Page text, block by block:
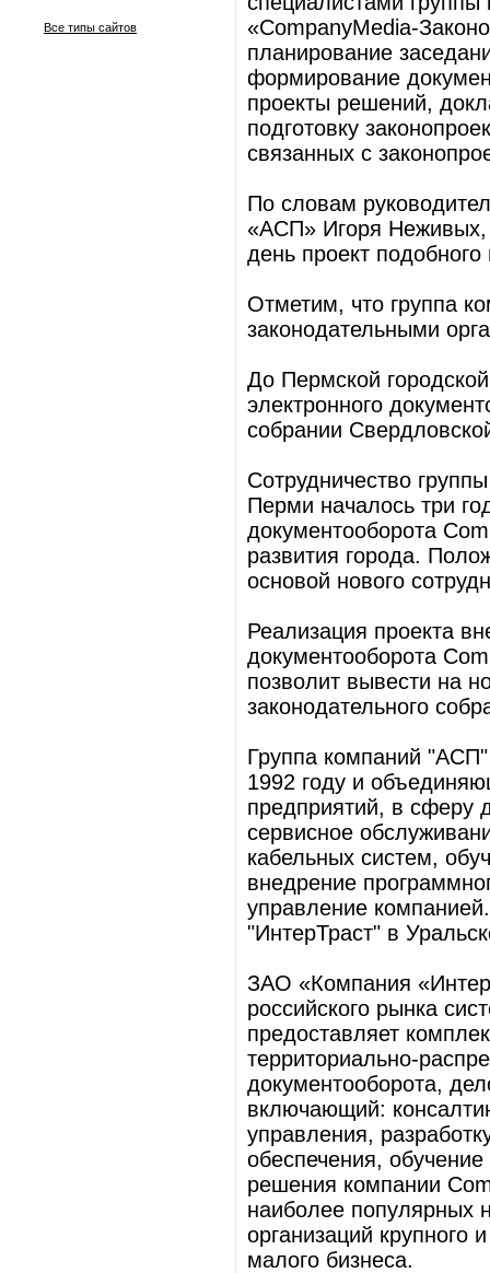
Все типы сайтов
«CompanyMedia-
планирование
формирование
проекты решений,
подготовку
связанных с
По словам
«АСП» Игоря Неживых,
день проект
Отметим, что группа
законодательными
До Пермской
электронного
собрании
Сотрудничество
Перми началось три
документооборота
развития города.
основой нового
Реализация проекта
документооборота
позволит вывести на
законодательного
Группа компаний
1992 году и
предприятий, в сферу
сервисное
кабельных систем,
внедрение
управление
"ИнтерТраст" в
ЗАО «Компания
российского рынка
предоставляет
территориально-
документооборота,
включающий:
управления,
обеспечения,
решения компании
наиболее популярных
организаций крупного
малого бизнеса.